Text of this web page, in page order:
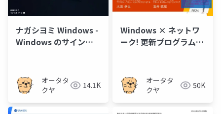
ナガシヨミ Windows -
Windows のサインイ
オータタ
クヤ
14.1K
Windows × ネットワ
ーク! 更新プログラムの
スターしよう
オータタ
クヤ
50K